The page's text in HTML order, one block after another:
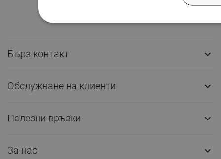
Бърз контакт 
Обслужване на клиенти 
Полезни връзки 
За нас 